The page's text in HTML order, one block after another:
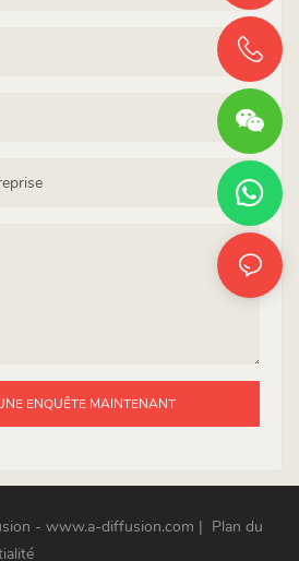
ENQUÊTE MAINTENANT
- www.a-diffusion.com | Plan du